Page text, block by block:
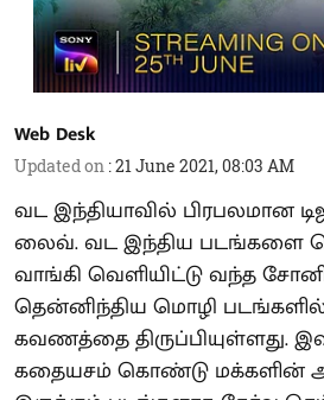
Web Desk
Updated on :21 June 2021, 08:03 AM
வட இந்தியாவில் பிரபலமான
லைவ். வட இந்திய படங்களை
வாங்கி வெளியிட்டு வந்த
தென்னிந்திய மொழி
கவணத்தை திருப்பியுள்ளது.
கதையசம் கொண்டு மக்களின்